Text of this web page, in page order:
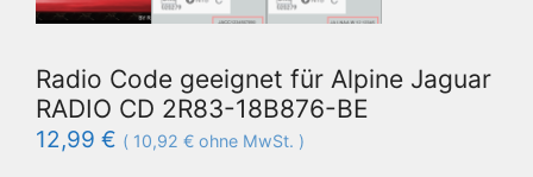
Radio Code geeignet für Alpine Jaguar
RADIO CD 2R83-18B876-BE
12,99 € ( 10,92 € ohne MwSt. )